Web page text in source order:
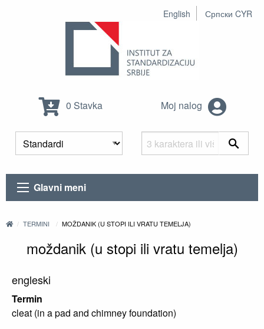
English Српски CYR
0 Stavka Moj nalog
Glavni meni
TERMINI MOŽDANIK (U STOPI ILI VRATU TEMELJA)
moždanik (u stopi ili vratu temelja)
engleski
Termin
cleat (in a pad and chimney foundation)